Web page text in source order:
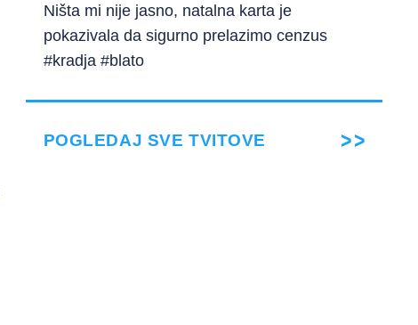
Ništa mi nije jasno, natalna karta je
pokazivala da sigurno prelazimo cenzus
#kradja #blato
POGLEDAJ SVE TVITOVE